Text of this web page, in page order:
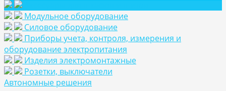
Модульное оборудование
Силовое оборудование
Приборы учета, контроля, измерения и
оборудование электропитания
Изделия электромонтажные
Розетки, выключатели
Автономные решения